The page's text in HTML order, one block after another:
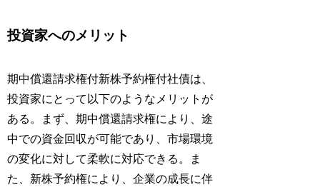
投資家へのメリット
期中償還請求権付新株予約権付社債は、
投資家にとって以下のようなメリットが
ある。まず、期中償還請求権により、途
中での資金回収が可能であり、市場環境
の変化に対して柔軟に対応できる。ま
た、新株予約権により、企業の成長に伴